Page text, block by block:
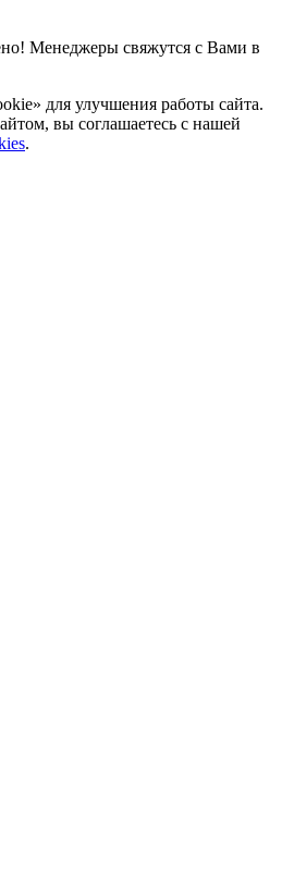
Менеджеры свяжутся с Вами в
для улучшения работы сайта.
вы соглашаетесь с нашей
.